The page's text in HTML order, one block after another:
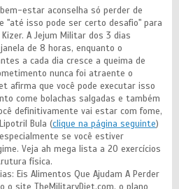
estar aconselha só perder de
"até isso pode ser certo desafio" para
A Jejum Militar dos 3 dias
de 8 horas, enquanto o
a cada dia cresce a queima de
nunca foi atraente o
afirma que você pode executar isso
come bolachas salgadas e também
definitivamente vai estar com fome,
Bula (clique na página seguinte)
se você estiver
Veja ah mega lista a 20 exercícios
física.
Eis Alimentos Que Ajudam A Perder